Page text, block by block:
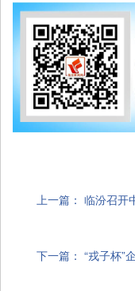
上一篇： 临汾召开
下一篇： “戎子杯”